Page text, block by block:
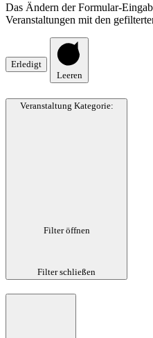
Das Ändern der Formular-
Veranstaltungen mit den
Erledigt
Leeren
Veranstaltung Kategorie:
Filter öffnen
Filter schließen